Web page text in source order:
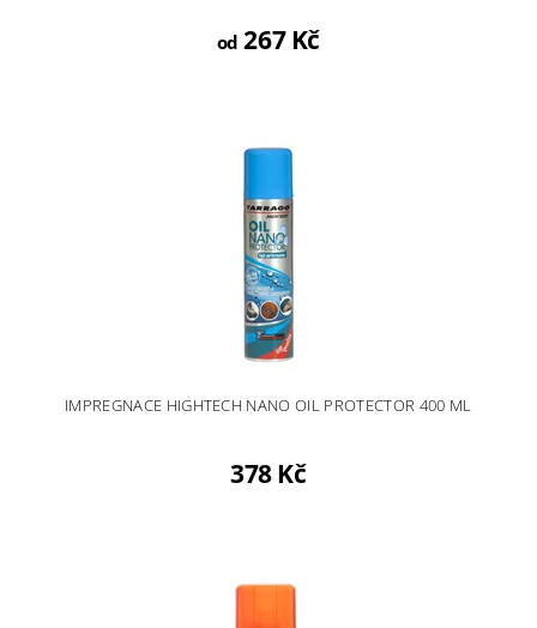
od 267 Kč
IMPREGNACE HIGHTECH NANO OIL PROTECTOR 400 ML
378 Kč